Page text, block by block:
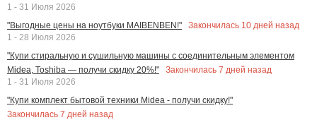
1 - 31 Июля 2026
"Выгодные цены на ноутбуки MAIBENBEN!"
Закончилась 10 дней назад
1 - 28 Июля 2026
"Купи стиральную и сушильную машины с соединительным элементом
Midea, Toshiba — получи скидку 20%!"
Закончилась 7 дней назад
1 - 31 Июля 2026
"Купи комплект бытовой техники Midea - получи скидку!"
Закончилась 7 дней назад